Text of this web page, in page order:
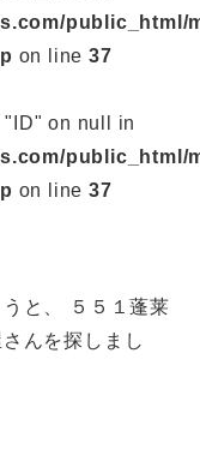
public_html/
on line37
"ID" on null in
public_html/
on line37
と、 ５５１蓬莱
んを探しまし